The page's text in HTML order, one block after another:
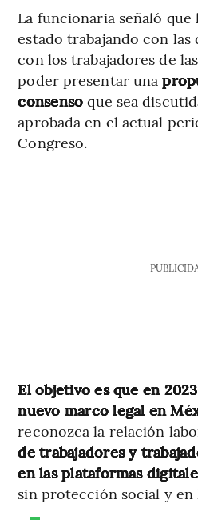
La funcionaria señaló que
estado trabajando con las
con los trabajadores de
poder presentar una
consenso que sea
aprobada en el actual
Congreso.
El objetivo es que en
nuevo marco legal en
reconozca la relación
de trabajadores y
en las plataformas
sin protección social y